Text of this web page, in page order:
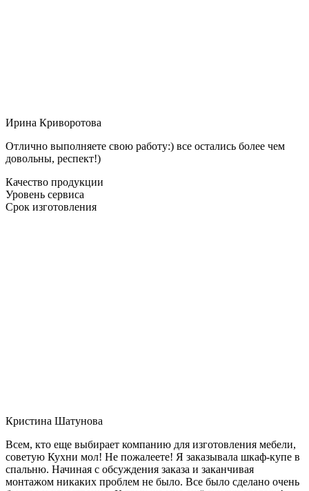
Ирина Криворотова
Отлично выполняете свою работу:) все остались более чем
довольны, респект!)
Качество продукции
Уровень сервиса
Срок изготовления
Кристина Шатунова
Всем, кто еще выбирает компанию для изготовления мебели,
советую Кухни мол! Не пожалеете! Я заказывала шкаф-купе в
спальню. Начиная с обсуждения заказа и заканчивая
монтажом никаких проблем не было. Все было сделано очень